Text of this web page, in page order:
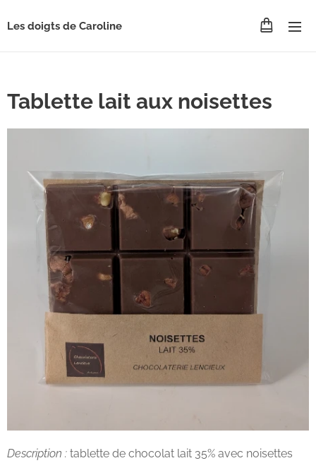
Les doigts de Caroline
Tablette lait aux noisettes
Description : tablette de chocolat lait 35% avec noisettes